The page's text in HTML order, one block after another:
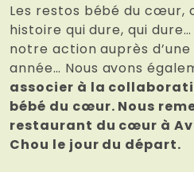
Les restos bébé du cœur,
histoire qui dure, qui
notre action auprès
année… Nous avons
associer à la
bébé du cœur. Nous
restaurant du cœur à
Chou le jour du départ.